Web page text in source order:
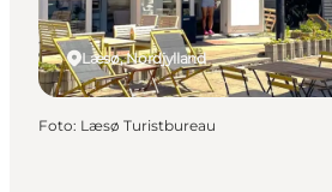
Læsø, Nordjylland
Foto: Læsø Turistbureau